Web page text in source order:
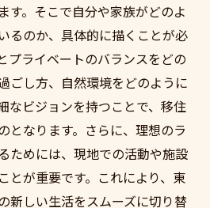
す。そこで自分や家族がどのよ
るのか、具体的に描くことが必
プライベートのバランスをどの
ごし方、自然環境をどのように
なビジョンを持つことで、移住
となります。さらに、理想のラ
ためには、現地での活動や施設
とが重要です。これにより、東
新しい生活をスムーズに切り替